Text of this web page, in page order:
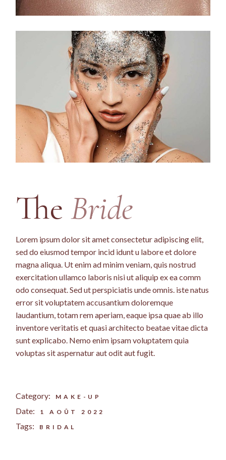
TheBride
Lorem ipsum dolor sit amet consectetur adipiscing elit,
sed do eiusmod tempor incid idunt u labore et dolore
magna aliqua. Ut enim ad minim veniam, quis nostrud
exercitation ullamco laboris nisi ut aliquip ex ea comm
odo consequat. Sed ut perspiciatis unde omnis. iste natus
error sit voluptatem accusantium doloremque
laudantium, totam rem aperiam, eaque ipsa quae ab illo
inventore veritatis et quasi architecto beatae vitae dicta
sunt explicabo. Nemo enim ipsam voluptatem quia
voluptas sit aspernatur aut odit aut fugit.
Category: MAKE-UP
Date: 1 AOÛT 2022
Tags: BRIDAL